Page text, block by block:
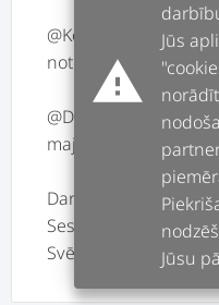
@Konkurentu
noteikšana
@Digitālā satura
majaslapām
Darba dienas 18:00-
Sestdiena: 10:00-
warning
Jūs
Jūsu